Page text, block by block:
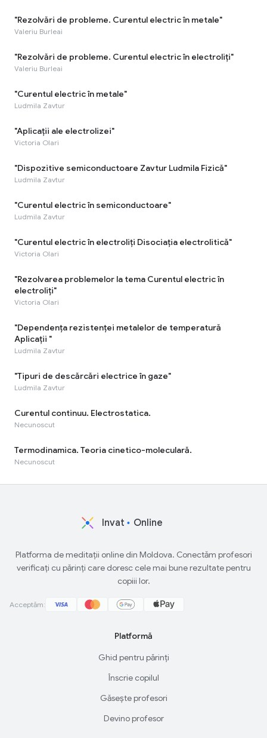
"Rezolvări de probleme. Curentul electric în metale"
Valeriu Burleai
"Rezolvări de probleme. Curentul electric în electroliți"
Valeriu Burleai
"Curentul electric în metale"
Ludmila Zavtur
"Aplicații ale electrolizei"
Victoria Olari
"Dispozitive semiconductoare Zavtur Ludmila Fizică"
Ludmila Zavtur
"Curentul electric în semiconductoare"
Ludmila Zavtur
"Curentul electric în electroliți Disociația electrolitică"
Victoria Olari
"Rezolvarea problemelor la tema Curentul electric în
electroliți"
Victoria Olari
"Dependența rezistenței metalelor de temperatură
Aplicații "
Ludmila Zavtur
"Tipuri de descărcări electrice în gaze"
Ludmila Zavtur
Curentul continuu. Electrostatica.
Necunoscut
Termodinamica. Teoria cinetico-moleculară.
Necunoscut
Invat Online
Platforma de meditații online din Moldova. Conectăm profesori
verificați cu părinți care doresc cele mai bune rezultate pentru
copiii lor.
Acceptăm:
Platformă
Ghid pentru părinți
Înscrie copilul
Găsește profesori
Devino profesor